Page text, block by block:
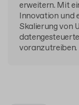
erweitern. Mit
Innovation und
Skalierung von
voranzutreiben.